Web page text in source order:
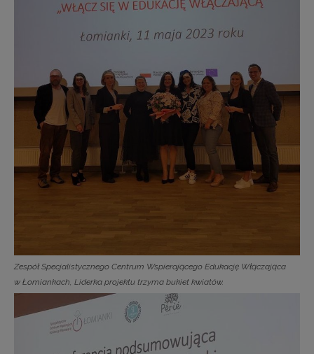
Zespół Specjalistycznego Centrum Wspierającego Edukację Włączająca
w Łomiankach, Liderka projektu trzyma bukiet kwiatów.